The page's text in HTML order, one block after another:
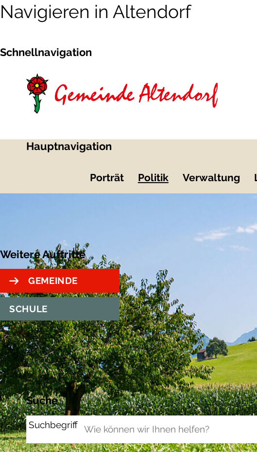
Navigieren in Altendorf
Schnellnavigation
Hauptnavigation
Porträt Politik Verwaltung
Weitere Auftritte
GEMEINDE
SCHULE
Suche
Suchbegriff